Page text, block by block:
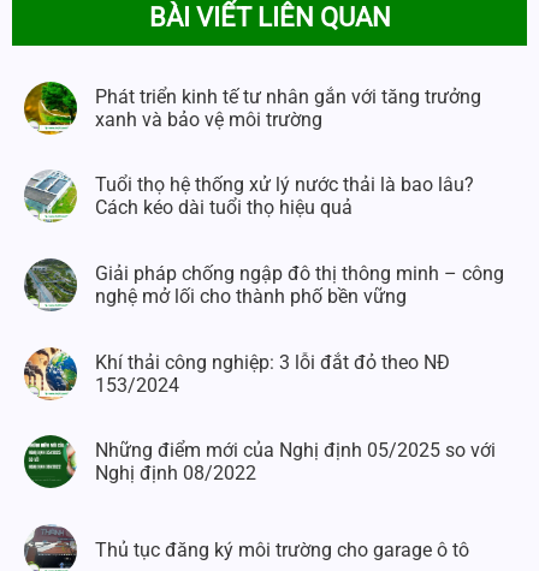
BÀI VIẾT LIÊN QUAN
Phát triển kinh tế tư nhân gắn với tăng trưởng
xanh và bảo vệ môi trường
Tuổi thọ hệ thống xử lý nước thải là bao lâu?
Cách kéo dài tuổi thọ hiệu quả
Giải pháp chống ngập đô thị thông minh – công
nghệ mở lối cho thành phố bền vững
Khí thải công nghiệp: 3 lỗi đắt đỏ theo NĐ
153/2024
Những điểm mới của Nghị định 05/2025 so với
Nghị định 08/2022
Thủ tục đăng ký môi trường cho garage ô tô